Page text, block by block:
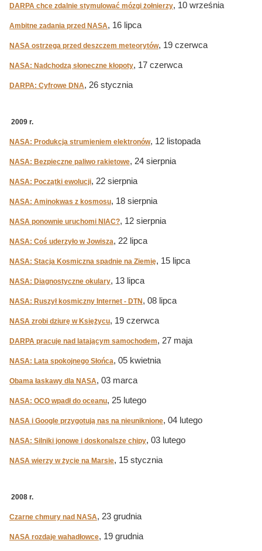
DARPA chce zdalnie stymulować mózgi żołnierzy, 10 września
Ambitne zadania przed NASA, 16 lipca
NASA ostrzega przed deszczem meteorytów, 19 czerwca
NASA: Nadchodzą słoneczne kłopoty, 17 czerwca
DARPA: Cyfrowe DNA, 26 stycznia
2009 r.
NASA: Produkcja strumieniem elektronów, 12 listopada
NASA: Bezpieczne paliwo rakietowe, 24 sierpnia
NASA: Początki ewolucji, 22 sierpnia
NASA: Aminokwas z kosmosu, 18 sierpnia
NASA ponownie uruchomi NIAC?, 12 sierpnia
NASA: Coś uderzyło w Jowisza, 22 lipca
NASA: Stacja Kosmiczna spadnie na Ziemię, 15 lipca
NASA: Diagnostyczne okulary, 13 lipca
NASA: Ruszył kosmiczny Internet - DTN , 08 lipca
NASA zrobi dziurę w Księżycu, 19 czerwca
DARPA pracuje nad latającym samochodem, 27 maja
NASA: Lata spokojnego Słońca, 05 kwietnia
Obama łaskawy dla NASA, 03 marca
NASA: OCO wpadł do oceanu, 25 lutego
NASA i Google przygotują nas na nieuniknione, 04 lutego
NASA: Silniki jonowe i doskonalsze chipy, 03 lutego
NASA wierzy w życie na Marsie, 15 stycznia
2008 r.
Czarne chmury nad NASA, 23 grudnia
NASA rozdaje wahadłowce, 19 grudnia